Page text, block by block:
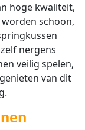
hoge kwaliteit,
schoon,
nergens
veilig spelen,
van dit